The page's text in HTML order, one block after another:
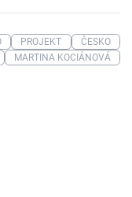
PROJEKT
ČESKO
MARTINA KOCIÁNOVÁ